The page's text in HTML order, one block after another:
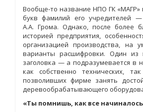
Вообще-то название НПО ГК «МАГР»
букв фамилий его учредителей
А.А. Грома. Однако, после более
историей предприятия,
организацией производства, на
варианты расшифровки. Один из
заголовка — а подразумевается в
как собственно технических,
позволивших фирме занять
деревообрабатывающего
«Ты помнишь, как все